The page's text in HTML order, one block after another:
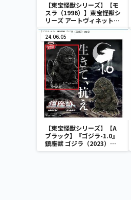
【東宝怪獣シリーズ】【モ
スラ（1996）】東宝怪獣シ
リーズ アートヴィネット
モスラ（1996）
24.06.05
【東宝怪獣シリーズ】【A
ブラック】『ゴジラ-1.0』
鎮座獣 ゴジラ（2023）
ver.2